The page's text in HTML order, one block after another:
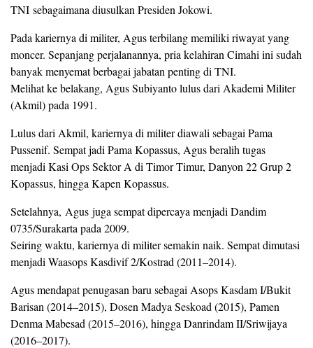
TNI sebagaimana diusulkan Presiden Jokowi.
Pada kariernya di militer, Agus terbilang memiliki riwayat yang
moncer. Sepanjang perjalanannya, pria kelahiran Cimahi ini sudah
banyak menyemat berbagai jabatan penting di TNI.
Melihat ke belakang, Agus Subiyanto lulus dari Akademi Militer
(Akmil) pada 1991.
Lulus dari Akmil, kariernya di militer diawali sebagai Pama
Pussenif. Sempat jadi Pama Kopassus, Agus beralih tugas
menjadi Kasi Ops Sektor A di Timor Timur, Danyon 22 Grup 2
Kopassus, hingga Kapen Kopassus.
Setelahnya, Agus juga sempat dipercaya menjadi Dandim
0735/Surakarta pada 2009.
Seiring waktu, kariernya di militer semakin naik. Sempat dimutasi
menjadi Waasops Kasdivif 2/Kostrad (2011–2014).
Agus mendapat penugasan baru sebagai Asops Kasdam I/Bukit
Barisan (2014–2015), Dosen Madya Seskoad (2015), Pamen
Denma Mabesad (2015–2016), hingga Danrindam II/Sriwijaya
(2016–2017).